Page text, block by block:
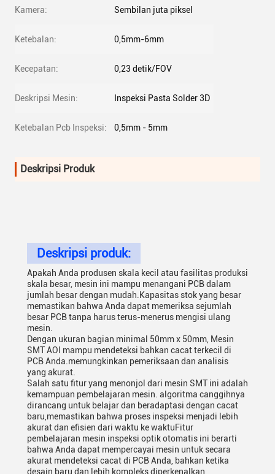
Kamera: Sembilan juta piksel
Ketebalan: 0,5mm-6mm
Kecepatan: 0,23 detik/FOV
Deskripsi Mesin: Inspeksi Pasta Solder 3D
Ketebalan Pcb Inspeksi: 0,5mm - 5mm
Deskripsi Produk
Deskripsi produk:
Apakah Anda produsen skala kecil atau fasilitas produksi
skala besar, mesin ini mampu menangani PCB dalam
jumlah besar dengan mudah.Kapasitas stok yang besar
memastikan bahwa Anda dapat memeriksa sejumlah
besar PCB tanpa harus terus-menerus mengisi ulang
mesin.
Dengan ukuran bagian minimal 50mm x 50mm, Mesin
SMT AOI mampu mendeteksi bahkan cacat terkecil di
PCB Anda.memungkinkan pemeriksaan dan analisis
yang akurat.
Salah satu fitur yang menonjol dari mesin SMT ini adalah
kemampuan pembelajaran mesin. algoritma canggihnya
dirancang untuk belajar dan beradaptasi dengan cacat
baru,memastikan bahwa proses inspeksi menjadi lebih
akurat dan efisien dari waktu ke waktuFitur
pembelajaran mesin inspeksi optik otomatis ini berarti
bahwa Anda dapat mempercayai mesin untuk secara
akurat mendeteksi cacat di PCB Anda, bahkan ketika
desain baru dan lebih kompleks diperkenalkan.